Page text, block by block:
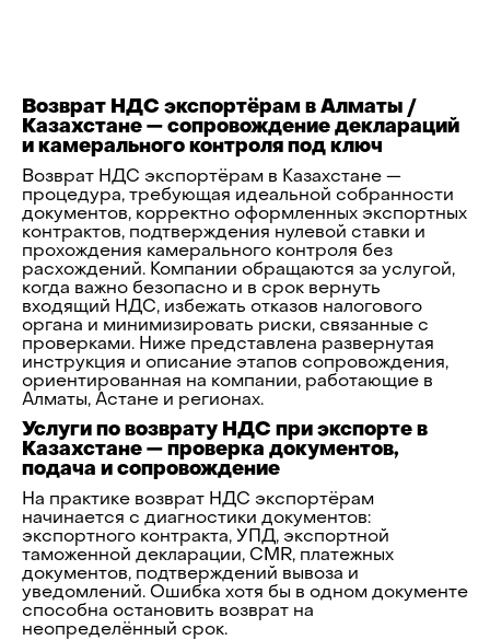
Возврат НДС экспортёрам в Алматы /
Казахстане — сопровождение деклараций
и камерального контроля под ключ
Возврат НДС экспортёрам в Казахстане —
процедура, требующая идеальной собранности
документов, корректно оформленных экспортных
контрактов, подтверждения нулевой ставки и
прохождения камерального контроля без
расхождений. Компании обращаются за услугой,
когда важно безопасно и в срок вернуть
входящий НДС, избежать отказов налогового
органа и минимизировать риски, связанные с
проверками. Ниже представлена развернутая
инструкция и описание этапов сопровождения,
ориентированная на компании, работающие в
Алматы, Астане и регионах.
Услуги по возврату НДС при экспорте в
Казахстане — проверка документов,
подача и сопровождение
На практике возврат НДС экспортёрам
начинается с диагностики документов:
экспортного контракта, УПД, экспортной
таможенной декларации, CMR, платежных
документов, подтверждений вывоза и
уведомлений. Ошибка хотя бы в одном документе
способна остановить возврат на
неопределённый срок.